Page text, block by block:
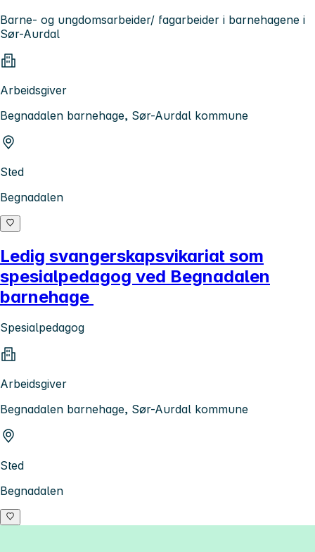
Barne- og ungdomsarbeider/ fagarbeider i barnehagene i
Sør-Aurdal
Arbeidsgiver
Begnadalen barnehage, Sør-Aurdal kommune
Sted
Begnadalen
Ledig svangerskapsvikariat som
spesialpedagog ved Begnadalen
barnehage
Spesialpedagog
Arbeidsgiver
Begnadalen barnehage, Sør-Aurdal kommune
Sted
Begnadalen